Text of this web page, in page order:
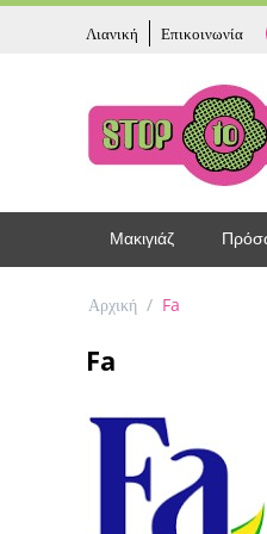
Λιανική Επικοινωνία
Μακιγιάζ
Αρχική / Fa
Fa